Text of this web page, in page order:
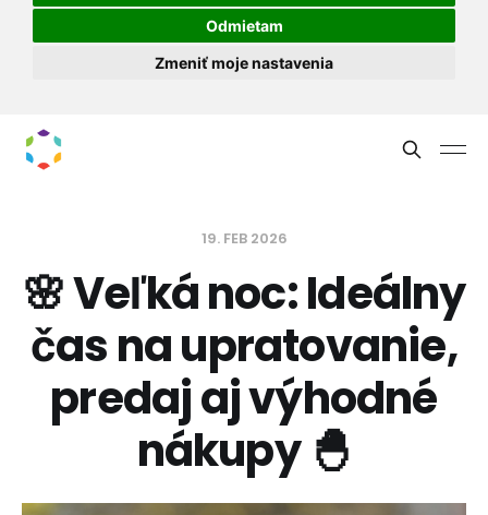
Odmietam
Zmeniť moje nastavenia
19. FEB 2026
🌸 Veľká noc: Ideálny
čas na upratovanie,
predaj aj výhodné
nákupy 🐣